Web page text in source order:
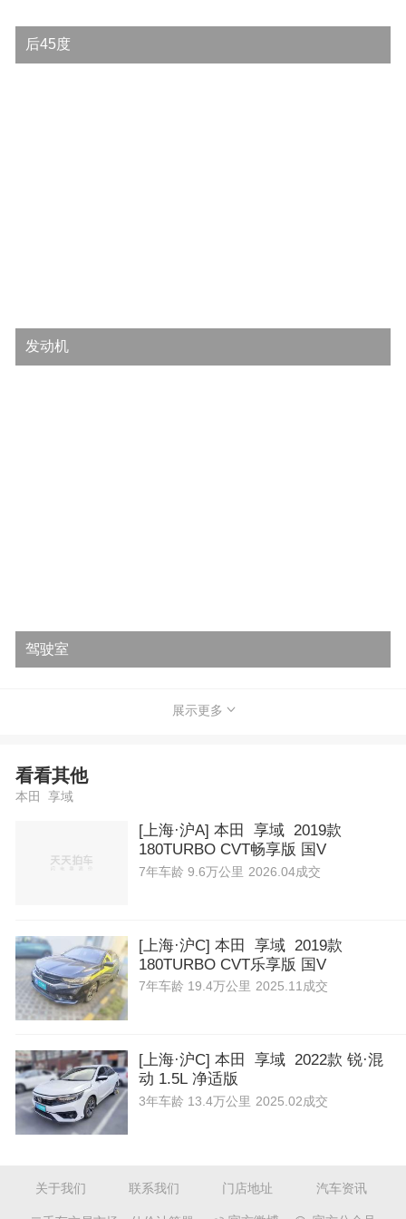
后45度
发动机
驾驶室
展示更多
看看其他
本田 享域
[上海·沪A] 本田 享域 2019款
180TURBO CVT畅享版 国V
7年车龄 9.6万公里 2026.04成交
[上海·沪C] 本田 享域 2019款
180TURBO CVT乐享版 国V
7年车龄 19.4万公里 2025.11成交
[上海·沪C] 本田 享域 2022款 锐·混
动 1.5L 净适版
3年车龄 13.4万公里 2025.02成交
关于我们 联系我们 门店地址 汽车资讯